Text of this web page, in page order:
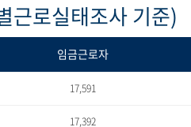
근로실태조사 기준)
임금근로자
17,591
17,392